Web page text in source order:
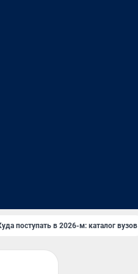
поступать в 2026-м: каталог вузов